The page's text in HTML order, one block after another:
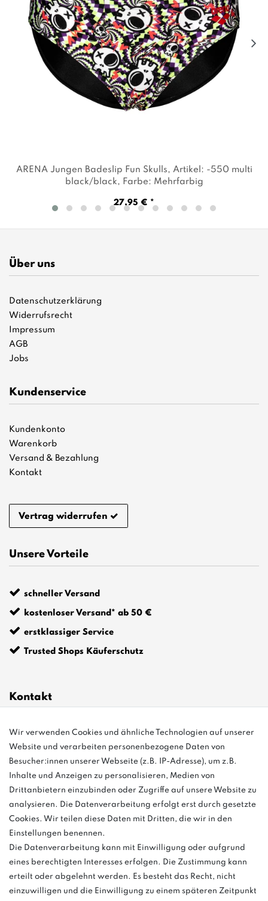
ARENA Jungen Badeslip Fun Skulls, Artikel: -550 multi
black/black, Farbe: Mehrfarbig
27,95 € *
Über uns
Datenschutzerklärung
Widerrufsrecht
Impressum
AGB
Jobs
Kundenservice
Kundenkonto
Warenkorb
Versand & Bezahlung
Kontakt
Vertrag widerrufen
Unsere Vorteile
schneller Versand
kostenloser Versand* ab 50 €
erstklassiger Service
Trusted Shops Käuferschutz
Kontakt
info@bonvenon.de
03763 4048350
Montag - Freitag, 08:00 - 16:00
Anrufe aus dem dt. Festnetz zum Ortstarif, Preise aus dem Mobilfunknetz
ggf. abweichend (abhängig vom Provider).
und
weitere.
Wir verwenden Cookies und ähnliche Technologien auf unserer
Website und verarbeiten personenbezogene Daten von
Besucher:innen unserer Webseite (z.B. IP-Adresse), um z.B.
Inhalte und Anzeigen zu personalisieren, Medien von
Drittanbietern einzubinden oder Zugriffe auf unsere Website zu
analysieren. Die Datenverarbeitung erfolgt erst durch gesetzte
Cookies. Wir teilen diese Daten mit Dritten, die wir in den
Einstellungen benennen.
Die Datenverarbeitung kann mit Einwilligung oder aufgrund
eines berechtigten Interesses erfolgen. Die Zustimmung kann
erteilt oder abgelehnt werden. Es besteht das Recht, nicht
einzuwilligen und die Einwilligung zu einem späteren Zeitpunkt